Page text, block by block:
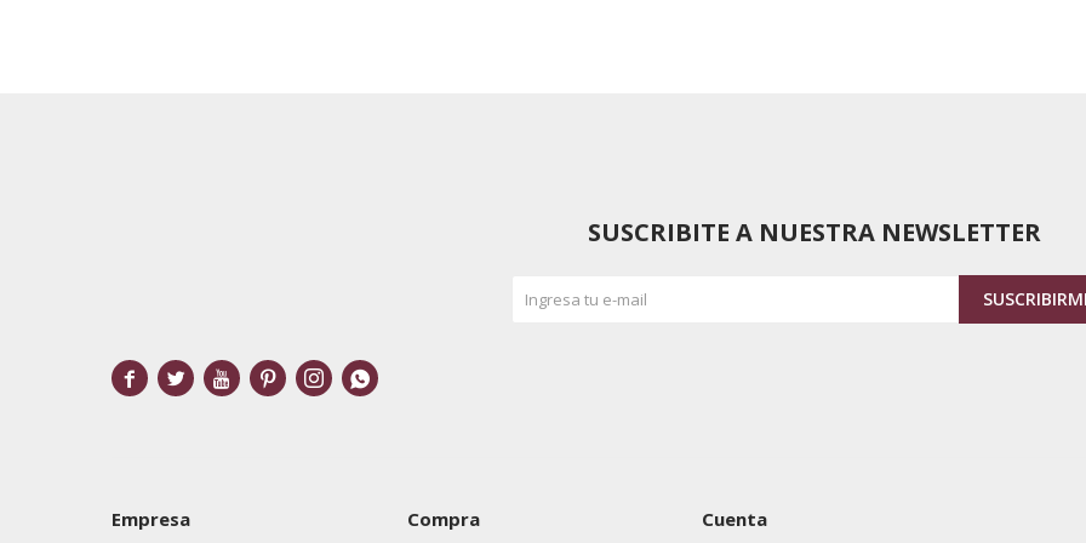
Empresa Compra Cuenta
SUSCRIBITE A NUESTRA NEWSLETTER
     